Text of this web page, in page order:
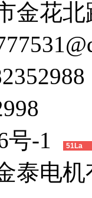
金花北
号-1
51La
泰电